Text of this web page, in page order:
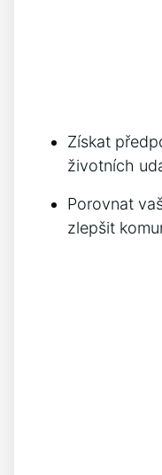
Získat
životních
Porovnat
zlepšit